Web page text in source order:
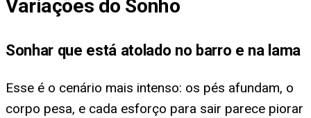
Variações do Sonho
Sonhar que está atolado no barro e na lama
Esse é o cenário mais intenso: os pés afundam, o
corpo pesa, e cada esforço para sair parece piorar